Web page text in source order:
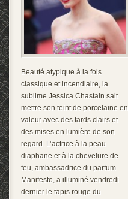
Beauté atypique à la fois
classique et incendiaire, la
sublime Jessica Chastain sait
mettre son teint de porcelaine en
valeur avec des fards clairs et
des mises en lumière de son
regard. L’actrice à la peau
diaphane et à la chevelure de
feu, ambassadrice du parfum
Manifesto, a illuminé vendredi
dernier le tapis rouge du